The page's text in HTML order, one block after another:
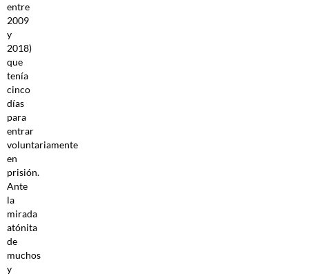
entre
2009
y
2018)
que
tenía
cinco
días
para
entrar
voluntariamente
en
prisión.
Ante
la
mirada
atónita
de
muchos
y